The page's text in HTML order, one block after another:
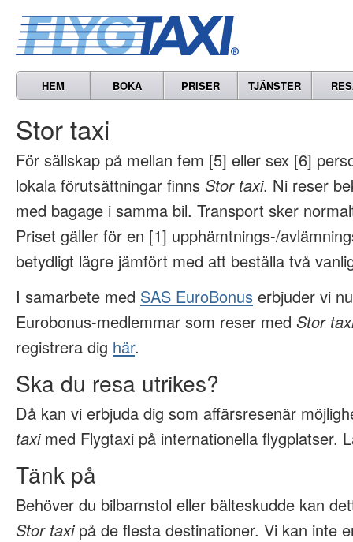
HEM BOKA PRISER TJÄNSTER
Stor taxi
För sällskap på mellan fem [5] eller sex [6]
lokala förutsättningar finns Stor taxi. Ni reser
med bagage i samma bil. Transport sker
Priset gäller för en [1] upphämtnings-/
betydligt lägre jämfört med att beställa två
I samarbete med SAS EuroBonus erbjuder vi
Eurobonus-medlemmar som reser med Stor
registrera dig här.
Ska du resa utrikes?
Då kan vi erbjuda dig som affärsresenär
taximed Flygtaxi på internationella flygplatser.
Tänk på
Behöver du bilbarnstol eller bälteskudde kan
Stor taxipå de flesta destinationer. Vi kan inte